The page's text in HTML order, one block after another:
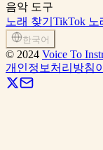
음악 도구
노래 찾기 TikTok 노
한국어
© 2024 Voice To
개인정보처리방침